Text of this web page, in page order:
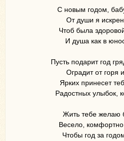
С новым годом,
От души я
Чтоб была
И душа как в
Пусть подарит год
Оградит от горя
Ярких принесет
Радостных улыбок,
Жить тебе желаю
Весело, комфортно
Чтобы год за